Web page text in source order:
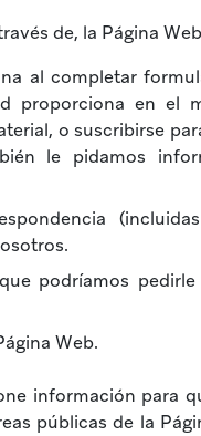
de, la Página
al completar
proporciona en el
o suscribirse
le pidamos
podríamos
Web.
información para
públicas de la